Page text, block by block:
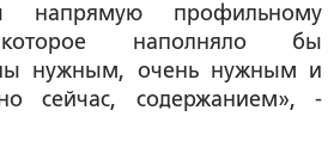
напрямую профильному
которое наполняло бы
нужным, очень нужным и
сейчас, содержанием», -